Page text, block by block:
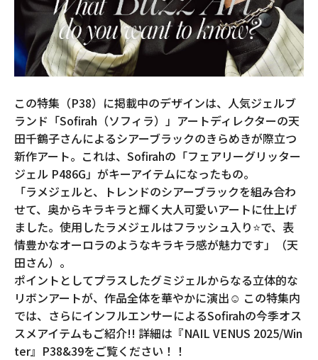
この特集（P38）に掲載中のデザインは、人気ジェルブ
ランド「Sofirah（ソフィラ）」アートディレクターの天
田千鶴子さんによるシアーブラックのきらめきが際立つ
新作アート。これは、Sofirahの「フェアリーグリッター
ジェル P486G」がキーアイテムになったもの。
「ラメジェルと、トレンドのシアーブラックを組み合わ
せて、奥からキラキラと輝く大人可愛いアートに仕上げ
ました。使用したラメジェルはフラッシュ入り⭐️で、表
情豊かなオーロラのようなキラキラ感が魅力です」（天
田さん）。
ポイントとしてプラスしたグミジェルからなる立体的な
リボンアートが、作品全体を華やかに演出☺︎ この特集内
では、さらにインフルエンサーによるSofirahの今季オス
スメアイテムもご紹介!! 詳細は『NAIL VENUS 2025/Win
ter』P38&39をご覧ください！！